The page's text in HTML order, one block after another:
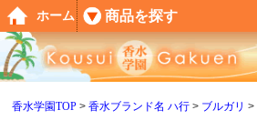
香水学園TOP 香水ブランド名 ハ行 ブルガリ
ホーム 商品を探す